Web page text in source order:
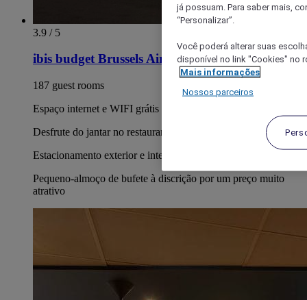
3.9 / 5
ibis budget Brussels Airport
187 guest rooms
Espaço internet e WIFI grátis em todo o hotel
Desfrute do jantar no restaurante ibis Kitchen
Estacionamento exterior e interior
Pequeno-almoço de bufete à discrição por um preço muito
atrativo
já possuam. Para saber mais,
“Personalizar”.
Você poderá alterar suas
disponível no link "Cookies" no
Mais informações
Nossos parceiros